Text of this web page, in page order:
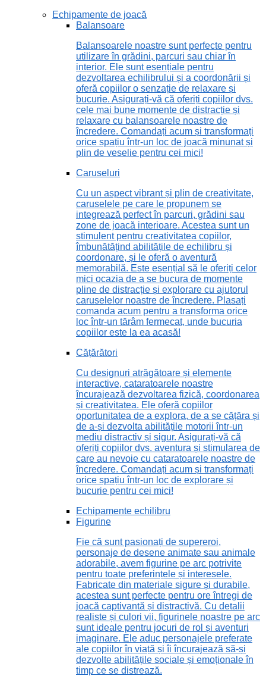
Echipamente de joacă
Balansoare
Balansoarele noastre sunt perfecte pentru
utilizare în grădini, parcuri sau chiar în
interior. Ele sunt esențiale pentru
dezvoltarea echilibrului și a coordonării și
oferă copiilor o senzație de relaxare și
bucurie. Asigurați-vă că oferiți copiilor dvs.
cele mai bune momente de distracție și
relaxare cu balansoarele noastre de
încredere. Comandați acum și transformați
orice spațiu într-un loc de joacă minunat și
plin de veselie pentru cei mici!
Caruseluri
Cu un aspect vibrant și plin de creativitate,
caruselele pe care le propunem se
integrează perfect în parcuri, grădini sau
zone de joacă interioare. Acestea sunt un
stimulent pentru creativitatea copiilor,
îmbunătățind abilitățile de echilibru și
coordonare, și le oferă o aventură
memorabilă. Este esențial să le oferiți celor
mici ocazia de a se bucura de momente
pline de distracție și explorare cu ajutorul
caruselelor noastre de încredere. Plasați
comanda acum pentru a transforma orice
loc într-un tărâm fermecat, unde bucuria
copiilor este la ea acasă!
Cățărători
Cu designuri atrăgătoare și elemente
interactive, cataratoarele noastre
încurajează dezvoltarea fizică, coordonarea
și creativitatea. Ele oferă copiilor
oportunitatea de a explora, de a se cățăra și
de a-și dezvolta abilitățile motorii într-un
mediu distractiv și sigur. Asigurați-vă că
oferiți copiilor dvs. aventura și stimularea de
care au nevoie cu cataratoarele noastre de
încredere. Comandați acum și transformați
orice spațiu într-un loc de explorare și
bucurie pentru cei mici!
Echipamente echilibru
Figurine
Fie că sunt pasionați de supereroi,
personaje de desene animate sau animale
adorabile, avem figurine pe arc potrivite
pentru toate preferințele și interesele.
Fabricate din materiale sigure și durabile,
acestea sunt perfecte pentru ore întregi de
joacă captivantă și distractivă. Cu detalii
realiste și culori vii, figurinele noastre pe arc
sunt ideale pentru jocuri de rol și aventuri
imaginare. Ele aduc personajele preferate
ale copiilor în viață și îi încurajează să-și
dezvolte abilitățile sociale și emoționale în
timp ce se distrează.